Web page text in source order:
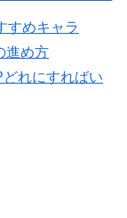
すめキャラ
進め方
れにすればい